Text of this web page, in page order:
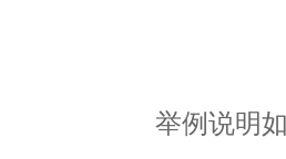
举例说明如